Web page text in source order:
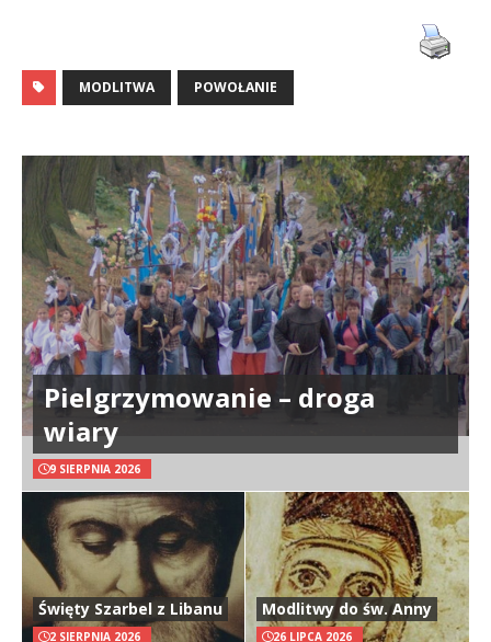
MODLITWA POWOŁANIE
Pielgrzymowanie – droga
wiary
9 SIERPNIA 2026
Święty Szarbel z Libanu
2 SIERPNIA 2026
Modlitwy do św. Anny
26 LIPCA 2026